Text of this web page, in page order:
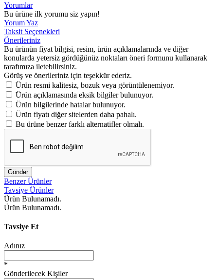
Yorumlar
Bu ürüne ilk yorumu siz yapın!
Yorum Yaz
Taksit Seçenekleri
Önerileriniz
Bu ürünün fiyat bilgisi, resim, ürün açıklamalarında ve diğer
konularda yetersiz gördüğünüz noktaları öneri formunu kullanarak
tarafımıza iletebilirsiniz.
Görüş ve önerileriniz için teşekkür ederiz.
Ürün resmi kalitesiz, bozuk veya görüntülenemiyor.
Ürün açıklamasında eksik bilgiler bulunuyor.
Ürün bilgilerinde hatalar bulunuyor.
Ürün fiyatı diğer sitelerden daha pahalı.
Bu ürüne benzer farklı alternatifler olmalı.
Gönder
Benzer Ürünler
Tavsiye Ürünler
Ürün Bulunamadı.
Ürün Bulunamadı.
Tavsiye Et
Adınız
*
Gönderilecek Kişiler